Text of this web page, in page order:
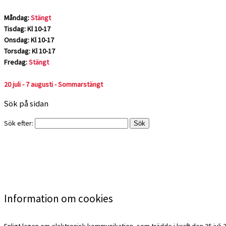
Måndag:Stängt
Tisdag: Kl 10-17
Onsdag: Kl 10-17
Torsdag: Kl 10-17
Fredag:Stängt
20 juli - 7 augusti - Sommarstängt
Sök på sidan
Sök efter:
Information om cookies